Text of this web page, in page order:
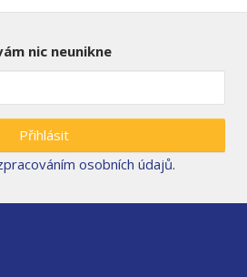
nic neunikne
Přihlásit
osobních údajů.